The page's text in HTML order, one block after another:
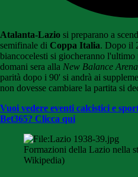
Atalanta-Lazio si preparano a
semifinale di Coppa Italia. Dopo il
biancocelesti si giocheranno
domani sera alla New Balance Arena
parità dopo i 90' si andrà ai
non dovesse cambiare la partita si
Vuoi vedere eventi calcistici e
Bet365? Clicca qui
Formazioni della Lazio nella
Wikipedia)